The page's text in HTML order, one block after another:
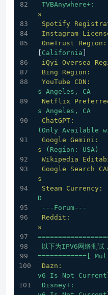
TVBAnywhere+:
s
Spotify
Instagram
OneTrust Region:
California
iQyi Oversea
Bing Region:
YouTube CDN:
s Angeles,
CA
Netflix Preferred
s Angeles,
CA
ChatGPT:
(Only Available
Google Gemini:
s
(Region:
USA)
Wikipedia
Google Search
s
Steam Currency:
D
---Forum---
Reddit:
s
以下为IPV6网络测试
============[
Dazn:
v6
Is Not
Disney+: